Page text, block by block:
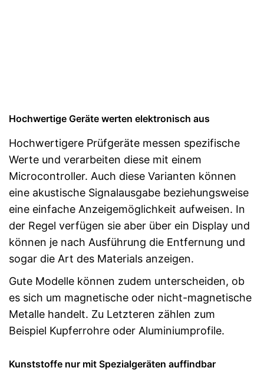
Hochwertige Geräte werten elektronisch aus
Hochwertigere Prüfgeräte messen spezifische
Werte und verarbeiten diese mit einem
Microcontroller. Auch diese Varianten können
eine akustische Signalausgabe beziehungsweise
eine einfache Anzeigemöglichkeit aufweisen. In
der Regel verfügen sie aber über ein Display und
können je nach Ausführung die Entfernung und
sogar die Art des Materials anzeigen.
Gute Modelle können zudem unterscheiden, ob
es sich um magnetische oder nicht-magnetische
Metalle handelt. Zu Letzteren zählen zum
Beispiel Kupferrohre oder Aluminiumprofile.
Kunststoffe nur mit Spezialgeräten auffindbar